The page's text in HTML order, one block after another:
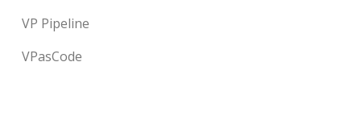
VP Pipeline
VPasCode